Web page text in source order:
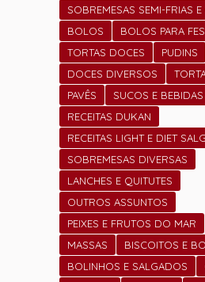
SOBREMESAS SEMI-FRIAS E
BOLOS
BOLOS PARA
TORTAS DOCES
PUDINS
DOCES DIVERSOS
PAVÊS
SUCOS E BEBIDAS
RECEITAS DUKAN
RECEITAS LIGHT E DIET
SOBREMESAS DIVERSAS
LANCHES E QUITUTES
OUTROS ASSUNTOS
PEIXES E FRUTOS DO MAR
MASSAS
BISCOITOS E
BOLINHOS E SALGADOS